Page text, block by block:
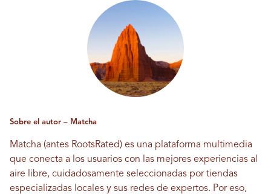
Sobre el autor – Matcha
Matcha (antes RootsRated) es una plataforma multimedia
que conecta a los usuarios con las mejores experiencias al
aire libre, cuidadosamente seleccionadas por tiendas
especializadas locales y sus redes de expertos. Por eso,